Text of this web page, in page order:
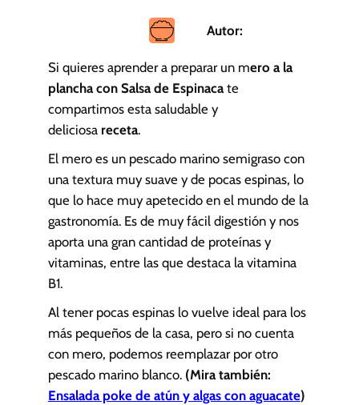
Autor:
Si quieres aprender a preparar un mero a la
plancha con Salsa de Espinacate
compartimos esta saludable y
deliciosa receta.
El mero es un pescado marino semigraso con
una textura muy suave y de pocas espinas, lo
que lo hace muy apetecido en el mundo de la
gastronomía. Es de muy fácil digestión y nos
aporta una gran cantidad de proteínas y
vitaminas, entre las que destaca la vitamina
B1.
Al tener pocas espinas lo vuelve ideal para los
más pequeños de la casa, pero si no cuenta
con mero, podemos reemplazar por otro
pescado marino blanco. (Mira también:
Ensalada poke de atún y algas con aguacate)